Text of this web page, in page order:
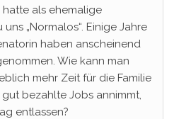
als ehemalige
„Normalos“. Einige Jahre
haben anscheinend
Wie kann man
mehr Zeit für die Familie
bezahlte Jobs annimmt,
entlassen?